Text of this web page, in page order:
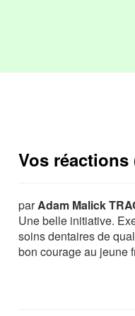
Vos réactions
parAdam Malick
Une belle initiative.
soins dentaires de
bon courage au jeune